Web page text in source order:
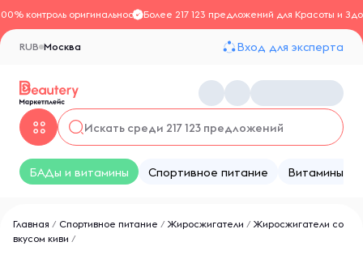
контроль оригинальностиБолее 217 123 предложений для Красоты и
Москва
RUB Вход для эксперта
БАДы и витамины Спортивное питание Витамины
Главная / Спортивное питание / Жиросжигатели / Жиросжигатели со
вкусом киви /